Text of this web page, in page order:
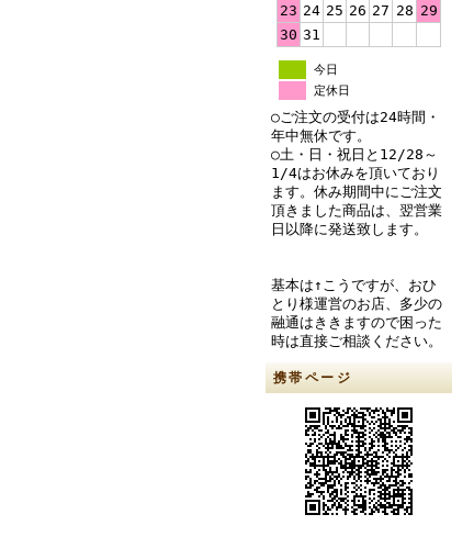
23 24 25 26 27 28 29
30 31
今日
定休日
○ご注文の受付は24時間・
年中無休です。
○土・日・祝日と12/28～
1/4はお休みを頂いており
ます。休み期間中にご注文
頂きました商品は、翌営業
日以降に発送致します。
基本は↑こうですが、おひ
とり様運営のお店、多少の
融通はききますので困った
時は直接ご相談ください。
携帯ページ